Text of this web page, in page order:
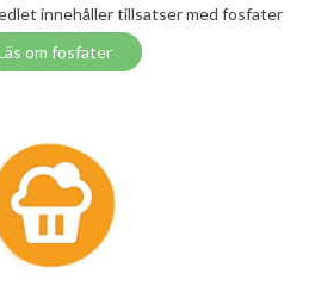
innehåller tillsatser med fosfater
om fosfater